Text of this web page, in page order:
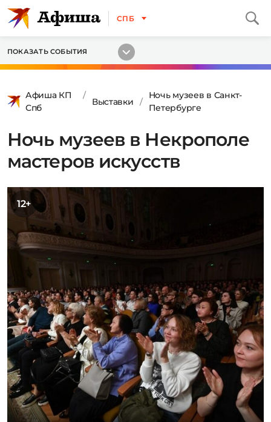
СПБ
ПОКАЗАТЬ СОБЫТИЯ
Афиша КП
Спб
Выставки
Ночь музеев в Санкт-
Петербурге
Ночь музеев в Некрополе
мастеров искусств
12+